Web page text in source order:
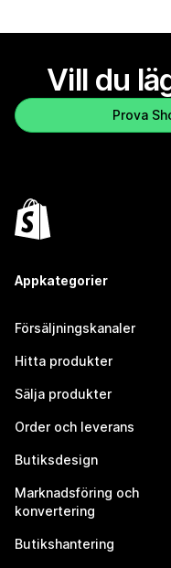
Vill du
Prova
Appkategorier
Försäljningskanaler
Hitta produkter
Sälja produkter
Order och leverans
Butiksdesign
Marknadsföring och
konvertering
Butikshantering